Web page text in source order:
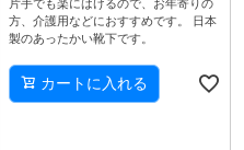
片手でも楽にはけるので、お年寄りの
方、介護用などにおすすめです。 日本
製のあったかい靴下です。
カートに入れる